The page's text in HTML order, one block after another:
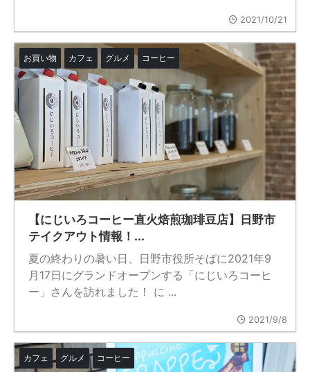
2021/10/21
お買い物 カフェ グルメ コーヒー
【にじいろコーヒー直火焙煎珈琲豆店】日野市
テイクアウト情報！...
夏の終わりの暑い日、日野市役所そばに2021年9
月17日にグランドオープンする「にじいろコーヒ
ー」さんを訪れました！ に ...
2021/9/8
カフェ グルメ コーヒー